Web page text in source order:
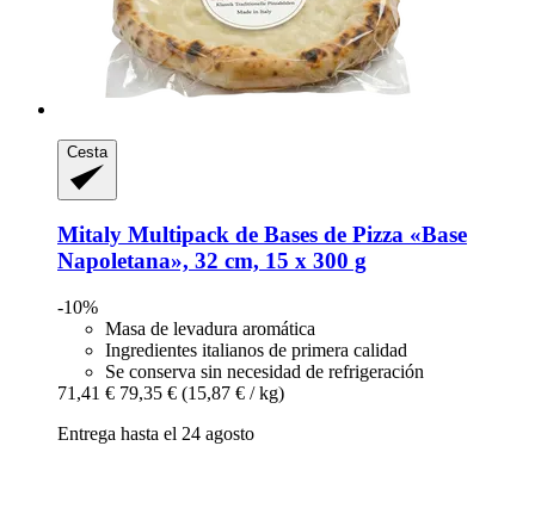
Cesta
Mitaly Multipack de Bases de Pizza «Base
Napoletana», 32 cm, 15 x 300 g
-10%
Masa de levadura aromática
Ingredientes italianos de primera calidad
Se conserva sin necesidad de refrigeración
71,41 € 79,35 € (15,87 € / kg)
Entrega hasta el 24 agosto